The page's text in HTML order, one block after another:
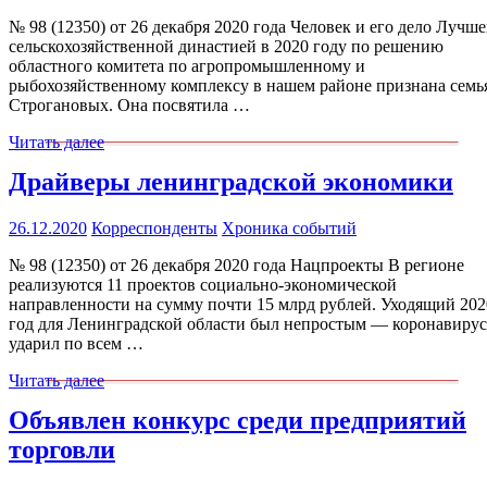
№ 98 (12350) от 26 декабря 2020 года Человек и его дело
сельскохозяйственной династией в 2020 году по решению
областного комитета по агропромышленному и
рыбохозяйственному комплексу в нашем районе признана
Строгановых. Она посвятила …
Читать далее
Драйверы ленинградской экономики
26.12.2020 Корреспонденты Хроника событий
№ 98 (12350) от 26 декабря 2020 года Нацпроекты В регионе
реализуются 11 проектов социально-экономической
направленности на сумму почти 15 млрд рублей. Уходящий
год для Ленинградской области был непростым — коронавирус
ударил по всем …
Читать далее
Объявлен конкурс среди предприятий
торговли